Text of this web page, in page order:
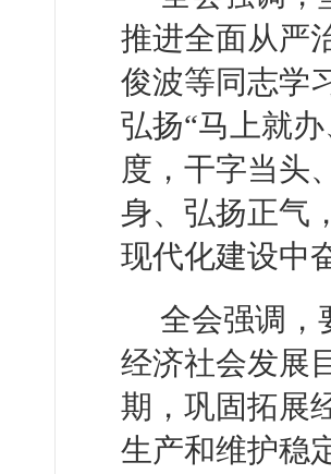
推进全面从严
俊波等同志学
弘扬“马上就
度，干字当头
身、弘扬正气
现代化建设中
全会强调，
经济社会发展
期，巩固拓展
生产和维护稳